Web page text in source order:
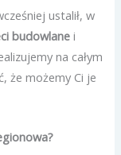
ustalił, w
budowlanei
na całym
że możemy Ci je